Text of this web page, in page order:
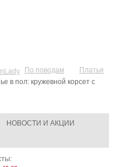
По поводам
Платья
в пол: кружевной корсет с
НОВОСТИ И АКЦИИ